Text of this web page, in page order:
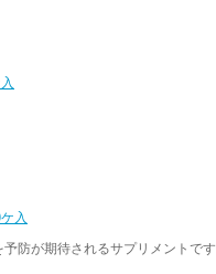
入
防が期待されるサプリメントです